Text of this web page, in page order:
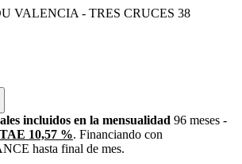
VALENCIA - TRES CRUCES 38
incluidos en la mensualidad 96 meses -
TAE 10,57 %. Financiando con
hasta final de mes.